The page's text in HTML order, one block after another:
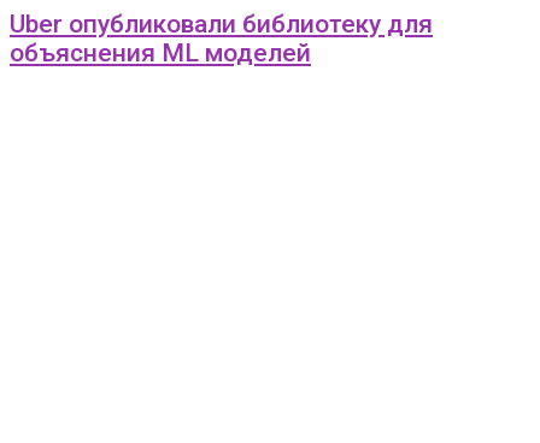
Uber опубликовали библиотеку для
объяснения ML моделей